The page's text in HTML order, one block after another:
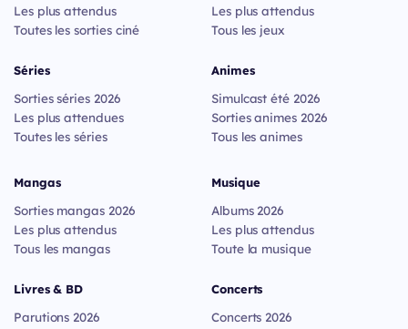
Les plus attendus
Toutes les sorties ciné
Séries
Sorties séries 2026
Les plus attendues
Toutes les séries
Les plus attendus
Tous les jeux
Animes
Simulcast été 2026
Sorties animes 2026
Tous les animes
Mangas
Sorties mangas 2026
Les plus attendus
Tous les mangas
Livres & BD
Parutions 2026
Musique
Albums 2026
Les plus attendus
Toute la musique
Concerts
Concerts 2026